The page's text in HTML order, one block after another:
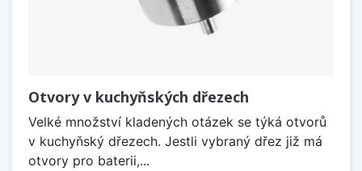
Otvory v kuchyňských dřezech
Velké množství kladených otázek se týká otvorů
v kuchyňský dřezech. Jestli vybraný dřez již má
otvory pro baterii,...